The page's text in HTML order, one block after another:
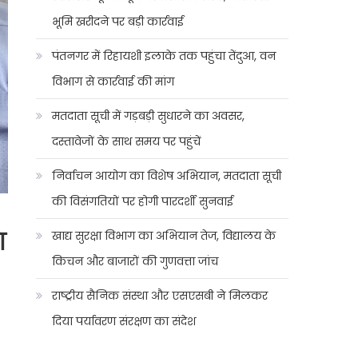
भूमि खरीदने पर बड़ी कार्रवाई
पंतनगर में रिहायशी इलाके तक पहुंचा तेंदुआ, वन
विभाग से कार्रवाई की मांग
मतदाता सूची में गड़बड़ी सुधारने का अवसर,
दस्तावेजों के साथ समय पर पहुंचें
निर्वाचन आयोग का विशेष अभियान, मतदाता सूची
की विसंगतियों पर होगी पारदर्शी सुनवाई
खाद्य सुरक्षा विभाग का अभियान तेज, विद्यालय के
किचन और बाजारों की गुणवत्ता जांच
राष्ट्रीय सैनिक संस्था और एसएसबी ने मिलकर
दिया पर्यावरण संरक्षण का संदेश